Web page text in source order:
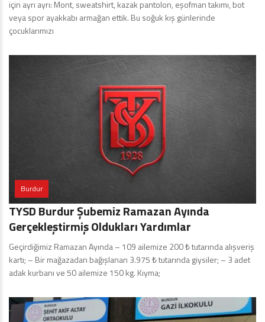
için ayrı ayrı: Mont, sweatshirt, kazak pantolon, eşofman takımı, bot
veya spor ayakkabı armağan ettik. Bu soğuk kış günlerinde
çocuklarımızı
Burdur
TYSD Burdur Şubemiz Ramazan Ayında
Gerçekleştirmiş Oldukları Yardımlar
Geçirdiğimiz Ramazan Ayında – 109 ailemize 200 ₺ tutarında alışveriş
kartı; – Bir mağazadan bağışlanan 3.975 ₺ tutarında giysiler; – 3 adet
adak kurbanı ve 50 ailemize 150 kg. Kıyma;